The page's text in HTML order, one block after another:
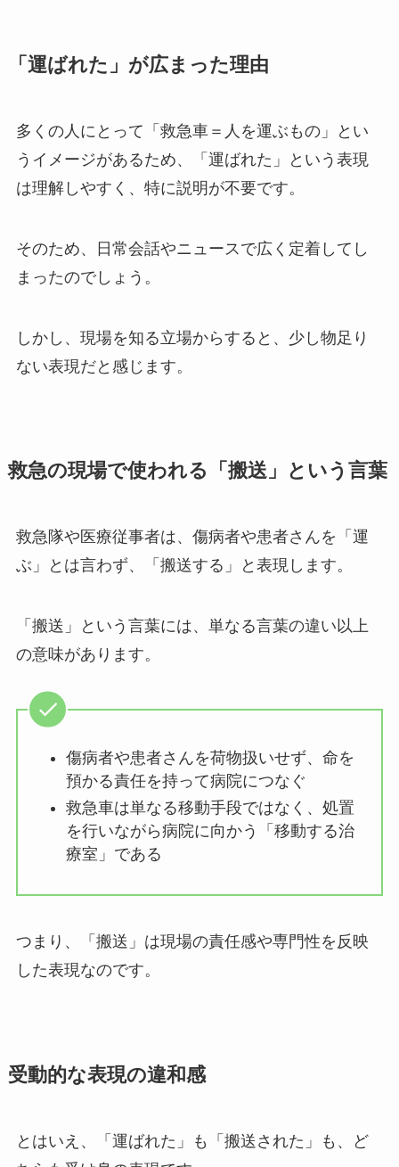
「運ばれた」が広まった理由
多くの人にとって「救急車＝人を運ぶもの」とい
うイメージがあるため、「運ばれた」という表現
は理解しやすく、特に説明が不要です。
そのため、日常会話やニュースで広く定着してし
まったのでしょう。
しかし、現場を知る立場からすると、少し物足り
ない表現だと感じます。
救急の現場で使われる「搬送」という言葉
救急隊や医療従事者は、傷病者や患者さんを「運
ぶ」とは言わず、「搬送する」と表現します。
「搬送」という言葉には、単なる言葉の違い以上
の意味があります。
傷病者や患者さんを荷物扱いせず、命を
預かる責任を持って病院につなぐ
救急車は単なる移動手段ではなく、処置
を行いながら病院に向かう「移動する治
療室」である
つまり、「搬送」は現場の責任感や専門性を反映
した表現なのです。
受動的な表現の違和感
とはいえ、「運ばれた」も「搬送された」も、ど